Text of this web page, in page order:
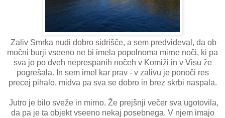
Zaliv Smrka nudi dobro sidrišče, a sem predvideval, da ob
močni burji vseeno ne bi imela popolnoma mirne noči, ki pa
sva jo po dveh neprespanih nočeh v Komiži in v Visu že
pogrešala. In sem imel kar prav - v zalivu je ponoči res
precej pihalo, midva pa sva se dobro in brez skrbi naspala.
Jutro je bilo sveže in mirno. Že prejšnji večer sva ugotovila,
da pa je ta objekt vseeno nekaj posebnega. V njem imajo